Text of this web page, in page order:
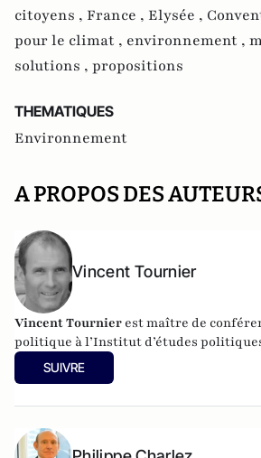
citoyens , France , Elysée ,
pour le climat , environnement ,
solutions , propositions
THEMATIQUES
Environnement
A PROPOS DES
Vincent Tournier
Vincent Tournier est maître de
politique à l’Institut d’études
SUIVRE